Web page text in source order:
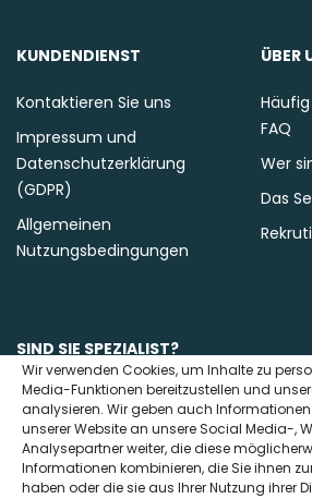
KUNDENDIENST
Kontaktieren Sie uns
Impressum und
Datenschutzerklärung
(GDPR)
Allgemeinen
Nutzungsbedingungen
ÜBER
FAQ
Wer
Das
SIND SIE SPEZIALIST?
Kontaktieren Sie uns
Wir verwenden Cookies, um Inhalte zu
Media-Funktionen bereitzustellen und
analysieren. Wir geben auch Informationen
unserer Website an unsere Social Media-,
Analysepartner weiter, die diese
Informationen kombinieren, die Sie ihnen
haben oder die sie aus Ihrer Nutzung ihrer